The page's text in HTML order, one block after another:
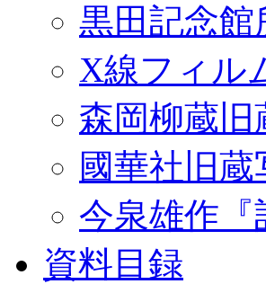
黒田記念館
X線フィル
森岡柳蔵旧
國華社旧
今泉雄作『
資料目録